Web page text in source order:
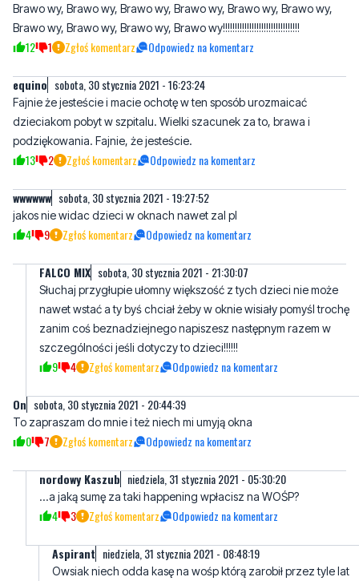
Brawo wy, Brawo wy, Brawo wy, Brawo wy, Brawo wy, Brawo wy,
Brawo wy, Brawo wy, Brawo wy, Brawo wy!!!!!!!!!!!!!!!!!!!!!!!!!!!!!!!!
12 1 Zgłoś komentarz Odpowiedz na komentarz
equino sobota, 30 stycznia 2021 - 16:23:24
Fajnie że jesteście i macie ochotę w ten sposób urozmaicać
dzieciakom pobyt w szpitalu. Wielki szacunek za to, brawa i
podziękowania. Fajnie, że jesteście.
13 2 Zgłoś komentarz Odpowiedz na komentarz
wwwwww sobota, 30 stycznia 2021 - 19:27:52
jakos nie widac dzieci w oknach nawet zal pl
4 9 Zgłoś komentarz Odpowiedz na komentarz
FALCO MIX sobota, 30 stycznia 2021 - 21:30:07
Słuchaj przygłupie ułomny większość z tych dzieci nie może
nawet wstać a ty byś chciał żeby w oknie wisiały pomyśl trochę
zanim coś beznadziejnego napiszesz następnym razem w
szczególności jeśli dotyczy to dzieci!!!!!!
9 4 Zgłoś komentarz Odpowiedz na komentarz
On sobota, 30 stycznia 2021 - 20:44:39
To zapraszam do mnie i też niech mi umyją okna
0 7 Zgłoś komentarz Odpowiedz na komentarz
nordowy Kaszub niedziela, 31 stycznia 2021 - 05:30:20
...a jaką sumę za taki happening wpłacisz na WOŚP?
4 3 Zgłoś komentarz Odpowiedz na komentarz
Aspirant niedziela, 31 stycznia 2021 - 08:48:19
Owsiak niech odda kasę na wośp którą zarobił przez tyle lat